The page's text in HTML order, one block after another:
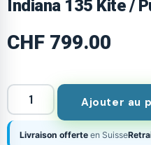
Indiana 135 Kite /
CHF 799.00
Ajouter au
Livraison offerte en Suisse